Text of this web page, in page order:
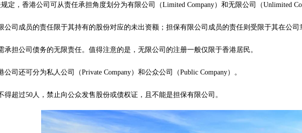
定，香港公司可从责任承担角度划分为有限公司（Limited Company）和无限公司（Unlimited
司成员的责任限于其持有的股份对应的未出资额；担保有限公司成员的责任则受限于其在公
担公司债务的无限责任。值得注意的是，无限公司的注册一般仅限于香港居民。
司还可分为私人公司（Private Company）和公众公司（Public Company）。
超过50人，禁止向公众发售股份或债权证，且不能是担保有限公司。